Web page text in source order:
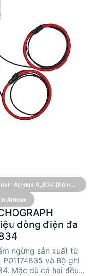
Arnoux AL834 (kèm
Arnoux
dòng điện đa
ngừng sản xuất từ
P01174835 và Bộ ghi
Mặc dù cả hai đều